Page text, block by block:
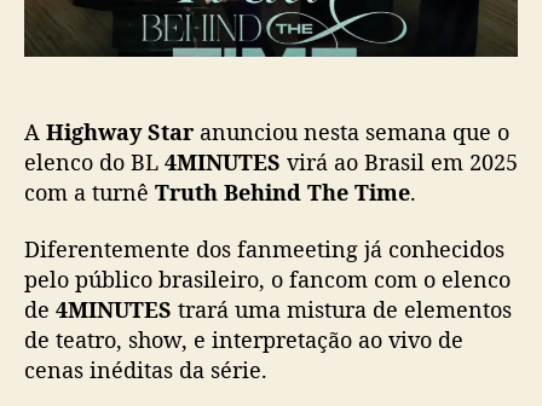
ç
ã
o
a
s
i
:
V
e
n
d
A Highway Star anunciou nesta semana que o
elenco do BL 4MINUTES virá ao Brasil em 2025
com a turnê Truth Behind The Time.
Diferentemente dos fanmeeting já conhecidos
pelo público brasileiro, o fancom com o elenco
de 4MINUTES trará uma mistura de elementos
de teatro, show, e interpretação ao vivo de
cenas inéditas da série.